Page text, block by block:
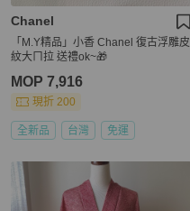
Chanel
「M.Y精品」小香 Chanel 復古浮雕皮
紋大ㄇ拉 送禮ok~🎁
MOP 7,916
現折 200
全新品 台灣 免運